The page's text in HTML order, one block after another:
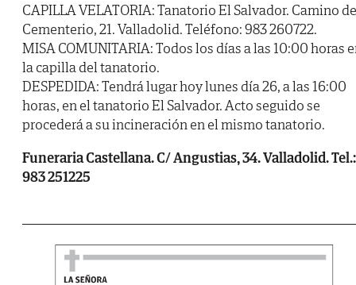
CAPILLA VELATORIA: Tanatorio El Salvador. Camino
Cementerio, 21. Valladolid. Teléfono: 983 260722.
MISA COMUNITARIA: Todos los días a las 10:00 horas
la capilla del tanatorio.
DESPEDIDA: Tendrá lugar hoy lunes día 26, a las 16:00
horas, en el tanatorio El Salvador. Acto seguido se
procederá a su incineración en el mismo tanatorio.
Funeraria Castellana. C/ Angustias, 34. Valladolid. Tel.:
983 251225